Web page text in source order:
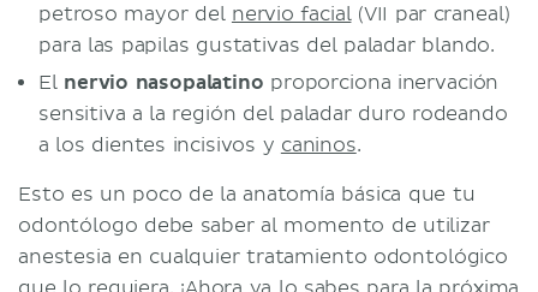
petroso mayor del nervio facial(VII par craneal)
para las papilas gustativas del paladar blando.
El nervio nasopalatino proporciona inervación
sensitiva a la región del paladar duro rodeando
a los dientes incisivos y caninos.
Esto es un poco de la anatomía básica que tu
odontólogo debe saber al momento de utilizar
anestesia en cualquier tratamiento odontológico